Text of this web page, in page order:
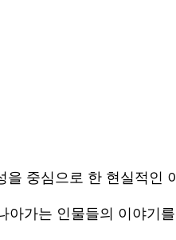
을 중심으로 한 현실적인
아가는 인물들의 이야기